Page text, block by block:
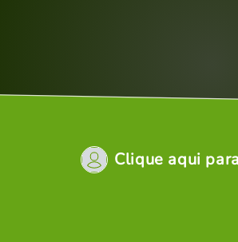
Clique aqui